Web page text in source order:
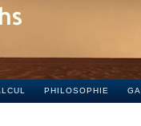
PHILOSOPHIE